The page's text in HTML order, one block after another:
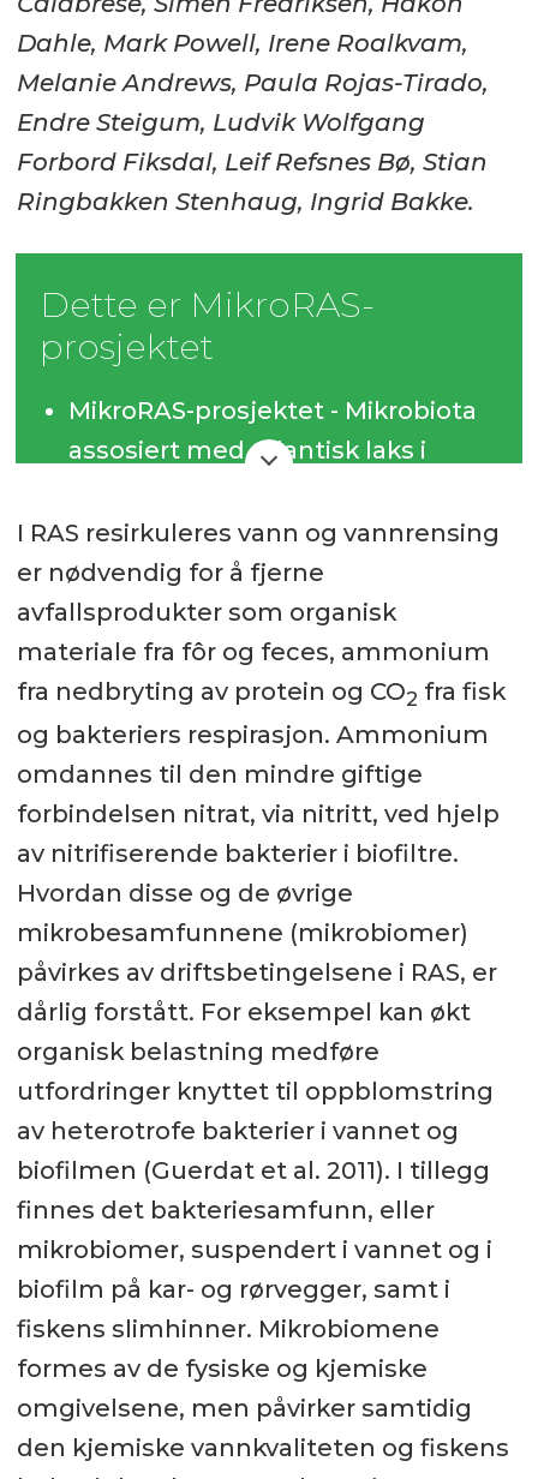
Dahle, Mark Powell, Irene Roalkvam,
Melanie Andrews, Paula Rojas-Tirado,
Endre Steigum, Ludvik Wolfgang
Forbord Fiksdal, Leif Refsnes Bø, Stian
Ringbakken Stenhaug, Ingrid Bakke.
Dette er MikroRAS­
prosjektet
MikroRAS-prosjektet - Mikrobiota
assosiert med atlantisk laks i
sjøvann i RAS: effekt av høy/lav
partikkelbelasting og
konsekvenser for fiskevelferd og -
helse.
Et samarbeid mellom NIVA,
NTNU, UiB og RASLab.
Prosjektet startet i 2021 og er
finansiert av Fiskeri og
havbruksnæringens
Forskningsfinansiering (FHF).
Les mer om prosjektet:
FHFs prosjektbase
NIVAs prosjektside
I RAS resirkuleres vann og vannrensing
er nødvendig for å fjerne
avfallsprodukter som organisk
materiale fra fôr og feces, ammonium
fra nedbryting av protein og CO2 fra fisk
og bakteriers respirasjon. Ammonium
omdannes til den mindre giftige
forbindelsen nitrat, via nitritt, ved hjelp
av nitrifiserende bakterier i biofiltre.
Hvordan disse og de øvrige
mikrobesamfunnene (mikrobiomer)
påvirkes av driftsbetingelsene i RAS, er
dårlig forstått. For eksempel kan økt
organisk belastning medføre
utfordringer knyttet til oppblomstring
av heterotrofe bakterier i vannet og
biofilmen (Guerdat et al. 2011). I tillegg
finnes det bakteriesamfunn, eller
mikrobiomer, suspendert i vannet og i
biofilm på kar- og rørvegger, samt i
fiskens slimhinner. Mikrobiomene
formes av de fysiske og kjemiske
omgivelsene, men påvirker samtidig
den kjemiske vannkvaliteten og fiskens